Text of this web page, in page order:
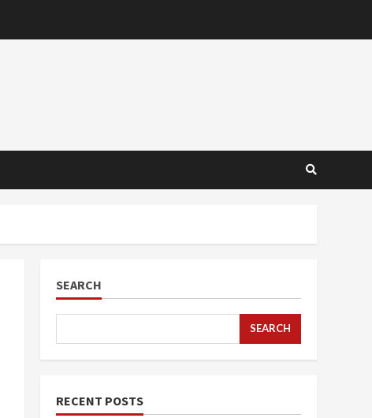
SEARCH
SEARCH
RECENT POSTS